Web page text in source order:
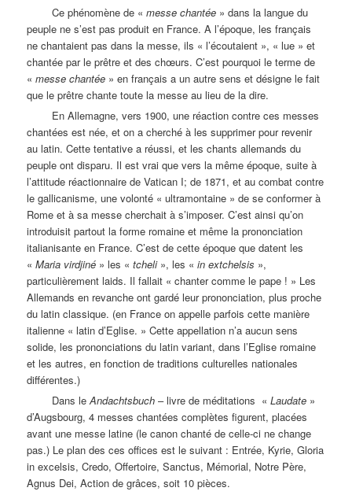
Ce phénomène de «messe chantée » dans la langue du
peuple ne s’est pas produit en France. A l’époque, les français
ne chantaient pas dans la messe, ils « l’écoutaient », « lue » et
chantée par le prêtre et des chœurs. C’est pourquoi le terme de
«messe chantée » en français a un autre sens et désigne le fait
que le prêtre chante toute la messe au lieu de la dire.
En Allemagne, vers 1900, une réaction contre ces messes
chantées est née, et on a cherché à les supprimer pour revenir
au latin. Cette tentative a réussi, et les chants allemands du
peuple ont disparu. Il est vrai que vers la même époque, suite à
l’attitude réactionnaire de Vatican I; de 1871, et au combat contre
le gallicanisme, une volonté « ultramontaine » de se conformer à
Rome et à sa messe cherchait à s’imposer. C’est ainsi qu’on
introduisit partout la forme romaine et même la prononciation
italianisante en France. C’est de cette époque que datent les
«Maria virdjiné » les «tcheli», les «in extchelsis »,
particulièrement laids. Il fallait « chanter comme le pape ! » Les
Allemands en revanche ont gardé leur prononciation, plus proche
du latin classique. (en France on appelle parfois cette manière
italienne « latin d’Eglise. » Cette appellation n’a aucun sens
solide, les prononciations du latin variant, dans l’Eglise romaine
et les autres, en fonction de traditions culturelles nationales
différentes.)
Dans leAndachtsbuch– livre de méditations «Laudate »
d’Augsbourg, 4 messes chantées complètes figurent, placées
avant une messe latine (le canon chanté de celle-ci ne change
pas.) Le plan des ces offices est le suivant : Entrée, Kyrie, Gloria
in excelsis, Credo, Offertoire, Sanctus, Mémorial, Notre Père,
Agnus Dei, Action de grâces, soit 10 pièces.